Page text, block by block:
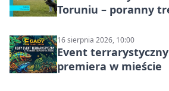
Toruniu – poranny
16 sierpnia 2026, 10:00
Event terrarystyczny
premiera w mieście